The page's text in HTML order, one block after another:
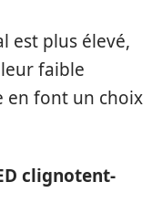
est plus élevé,
faible
en font un choix
clignotent-